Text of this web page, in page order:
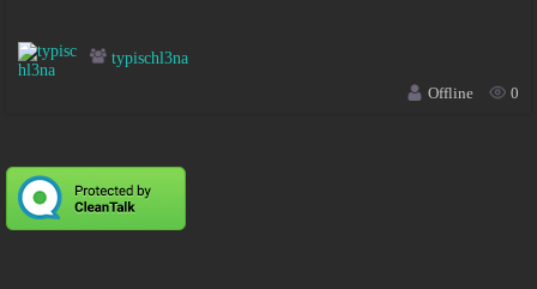
typischl3na
Offline
0